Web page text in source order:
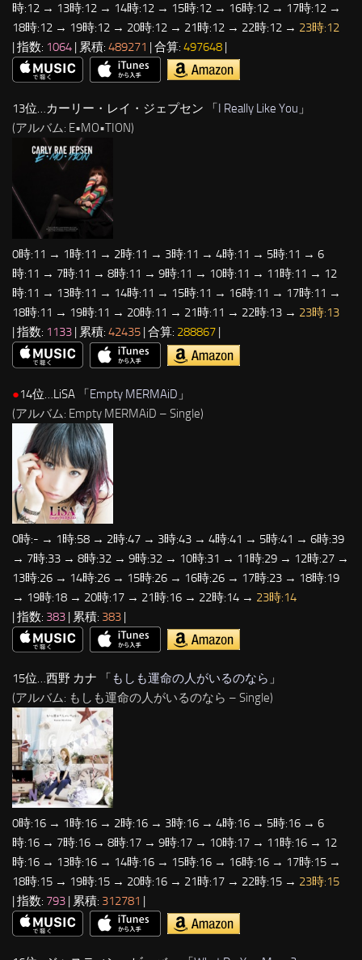
時:12 → 13時:12 → 14時:12 → 15時:12 → 16時:12 → 17時:12 →
18時:12 → 19時:12 → 20時:12 → 21時:12 → 22時:12 → 23時:12
| 指数: 1064 | 累積: 489271 | 合算: 497648 |
13位…カーリー・レイ・ジェプセン 「 I Really Like You 」
(アルバム: E•MO•TION)
0時:11 → 1時:11 → 2時:11 → 3時:11 → 4時:11 → 5時:11 → 6
時:11 → 7時:11 → 8時:11 → 9時:11 → 10時:11 → 11時:11 → 12
時:11 → 13時:11 → 14時:11 → 15時:11 → 16時:11 → 17時:11 →
18時:11 → 19時:11 → 20時:11 → 21時:11 → 22時:13 → 23時:13
| 指数: 1133 | 累積: 42435 | 合算: 288867
●14位…LiSA 「Empty MERMAiD 」
(アルバム: Empty MERMAiD – Single)
0時:- → 1時:58 → 2時:47 → 3時:43 → 4時:41 → 5時:41 → 6時:39
→ 7時:33 → 8時:32 → 9時:32 → 10時:31 → 11時:29 → 12時:27 →
13時:26 → 14時:26 → 15時:26 → 16時:26 → 17時:23 → 18時:19
→ 19時:18 → 20時:17 → 21時:16 → 22時:14 → 23時:14
| 指数: 383 | 累積: 383 |
15位…西野 カナ 「 もしも運命の人がいるのなら 」
(アルバム: もしも運命の人がいるのなら – Single)
0時:16 → 1時:16 → 2時:16 → 3時:16 → 4時:16 → 5時:16 → 6
時:16 → 7時:16 → 8時:17 → 9時:17 → 10時:17 → 11時:16 → 12
時:16 → 13時:16 → 14時:16 → 15時:16 → 16時:16 → 17時:15 →
18時:15 → 19時:15 → 20時:16 → 21時:17 → 22時:15 → 23時:15
| 指数: 793 | 累積: 312781 |